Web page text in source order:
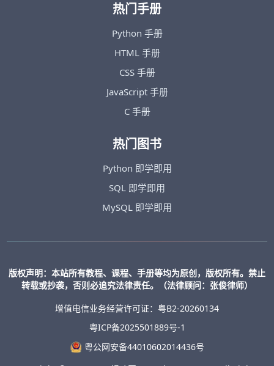
热门手册
Python 手册
HTML 手册
CSS 手册
JavaScript 手册
C 手册
热门图书
Python 即学即用
SQL 即学即用
MySQL 即学即用
版权声明：本站所有教程、课程、手册等均为原创，版权所有。禁止
转载或抄袭，否则必追究法律责任。（法律顾问：张俊律师）
增值电信业务经营许可证：粤B2-20260134
粤ICP备2025501889号-1
粤公网安备44010602014436号